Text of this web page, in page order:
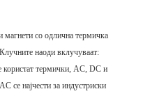
магнети со одлична термичка
наоди вклучуваат:
термички, AC, DC и
се најчести за индустриски